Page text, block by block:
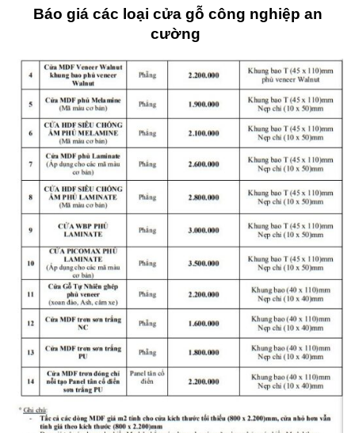
Báo giá các loại cửa gỗ công nghiệp an
cường